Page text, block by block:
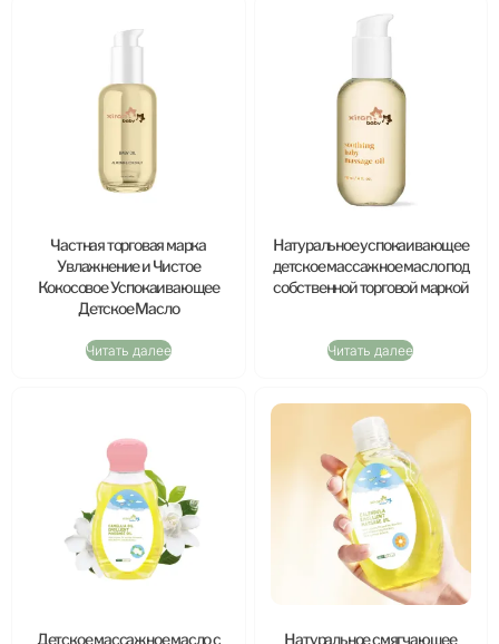
Частная торговая марка
Увлажнение и Чистое
Кокосовое Успокаивающее
Детское Масло
Читать далее
Натуральное успокаивающее
детское массажное масло под
собственной торговой маркой
Читать далее
Детское массажное масло с
Натуральное смягчающее